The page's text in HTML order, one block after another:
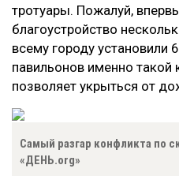
тротуары. Пожалуй,
благоустройство
всему городу установили
павильонов именно такой
позволяет укрыться от
Самый разгар конфликта по
«ДЕНЬ.org»